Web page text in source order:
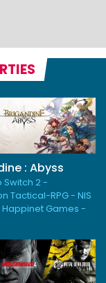
: Abyss
Switch 2 -
Tactical-RPG - NIS
Games -